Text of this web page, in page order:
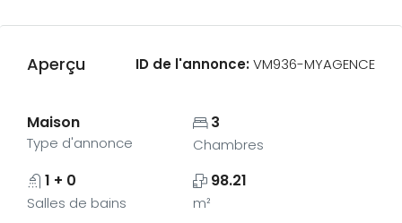
Aperçu ID de l'annonce:VM936-MYAGENCE
Maison
Type d'annonce
3
Chambres
1 + 0
Salles de bains
98.21
m²